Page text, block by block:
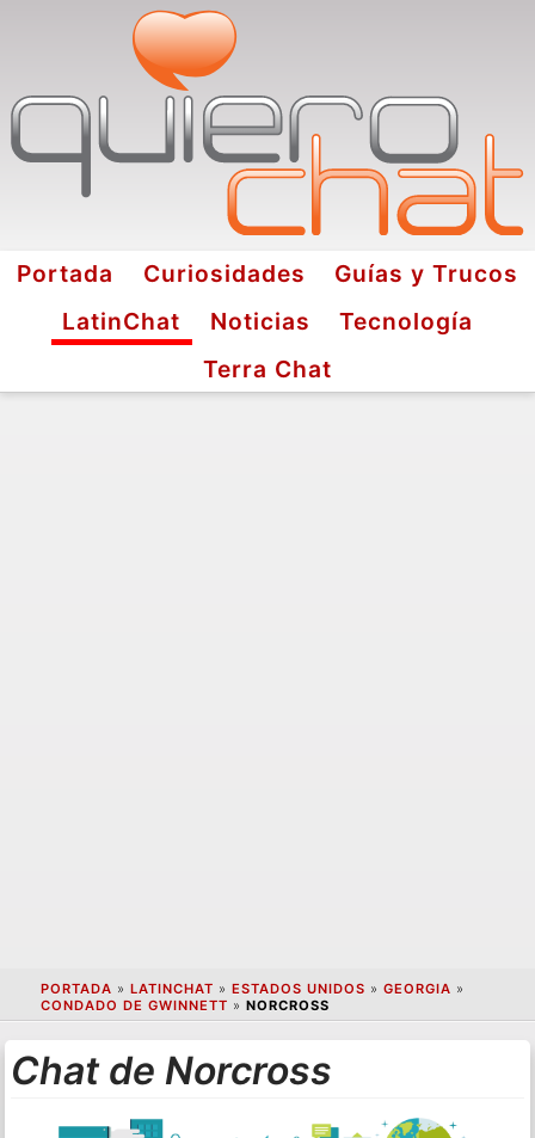
Portada Curiosidades
Guías y Trucos
LatinChat
Noticias
Tecnología
Terra Chat
PORTADA » LATINCHAT » ESTADOS UNIDOS » GEORGIA »
CONDADO DE GWINNETT » NORCROSS
Chat de Norcross